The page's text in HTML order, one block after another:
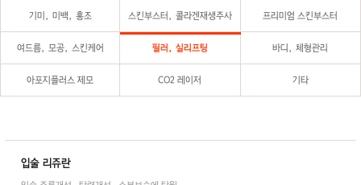
기미, 미백, 홍조 스킨부스터, 콜라겐재생주사 프리미엄 스킨부스터
여드름, 모공, 스킨케어 필러, 실리프팅 바디, 체형관리
아포지플러스 제모 CO2 레이저 기타
입술 리쥬란